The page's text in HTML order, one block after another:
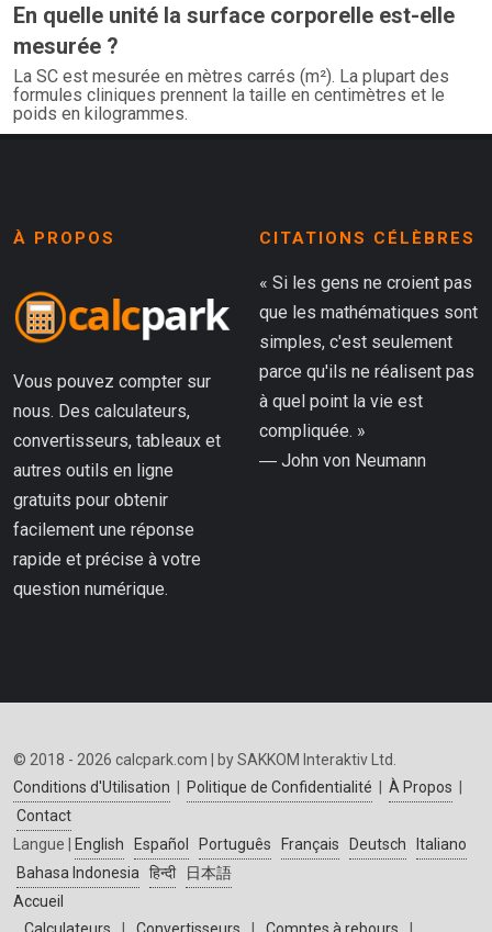
En quelle unité la surface corporelle est-elle
mesurée ?
La SC est mesurée en mètres carrés (m²). La plupart des
formules cliniques prennent la taille en centimètres et le
poids en kilogrammes.
À PROPOS
Vous pouvez compter sur
nous. Des calculateurs,
convertisseurs, tableaux et
autres outils en ligne
gratuits pour obtenir
facilement une réponse
rapide et précise à votre
question numérique.
CITATIONS CÉLÈBRES
« Si les gens ne croient pas
que les mathématiques sont
simples, c'est seulement
parce qu'ils ne réalisent pas
à quel point la vie est
compliquée. »
― John von Neumann
© 2018 - 2026 calcpark.com | by SAKKOM Interaktiv Ltd.
Conditions d'Utilisation
Politique de Confidentialité À Propos
Contact
Langue |
English Español Português Français Deutsch
Italiano
Bahasa Indonesia
हिन्दी
日本語
Accueil
Calculateurs
Convertisseurs Comptes à rebours